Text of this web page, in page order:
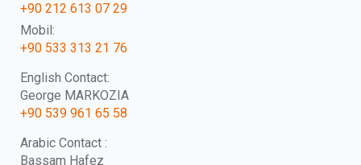
+90 212 613 07 29
Mobil:
+90 533 313 21 76
English Contact:
George MARKOZIA
+90 539 961 65 58
Arabic Contact :
Bassam Hafez